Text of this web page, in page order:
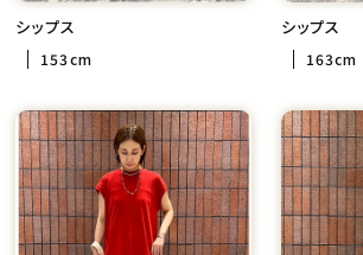
シップス
153cm
シップス
163cm